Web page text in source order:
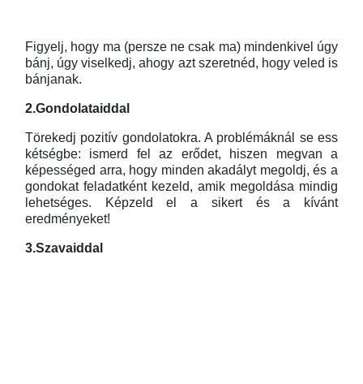
Figyelj, hogy ma (persze ne csak ma) mindenkivel úgy
bánj, úgy viselkedj, ahogy azt szeretnéd, hogy veled is
bánjanak.
2.Gondolataiddal
Törekedj pozitív gondolatokra. A problémáknál se ess
kétségbe: ismerd fel az erődet, hiszen megvan a
képességed arra, hogy minden akadályt megoldj, és a
gondokat feladatként kezeld, amik megoldása mindig
lehetséges. Képzeld el a sikert és a kívánt
eredményeket!
3.Szavaiddal